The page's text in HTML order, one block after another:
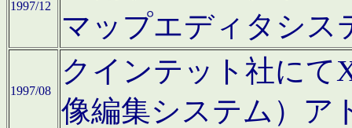
1997/12
マップエディタシス
1997/08
クインテット社にて
像編集システム）ア